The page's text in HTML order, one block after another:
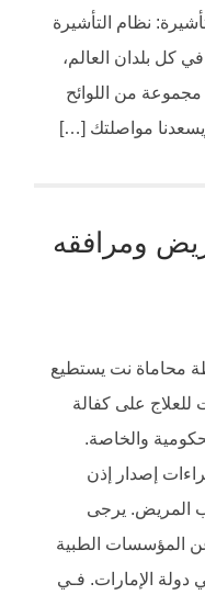
نظام التأشيرة
كل بلدان العالم،
مجموعة من اللوائح
مواصلتك […]
ومرافقه
محاماة نت يستطيع
للعلاج على كفالة
والخاصة.
إصدار إذن
المريض. يرجى
المؤسسات الطبية
دولة الإمارات. فـي